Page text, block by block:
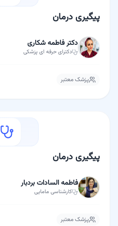
پیگیری درمان
دکتر فاطمه شکاری
دکترای حرفه ایپزشکی
پزشک معتبر
پیگیری درمان
فاطمه السادات بردبار
کارشناسیمامایی
پزشک معتبر